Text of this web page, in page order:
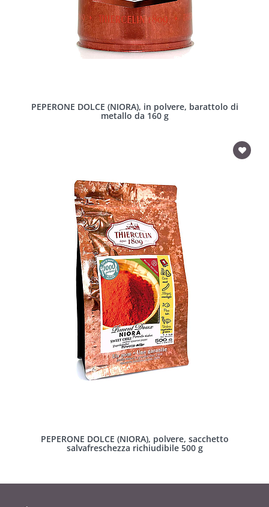
PEPERONE DOLCE (NIORA), in polvere, barattolo di
metallo da 160 g
PEPERONE DOLCE (NIORA), polvere, sacchetto
salvafreschezza richiudibile 500 g